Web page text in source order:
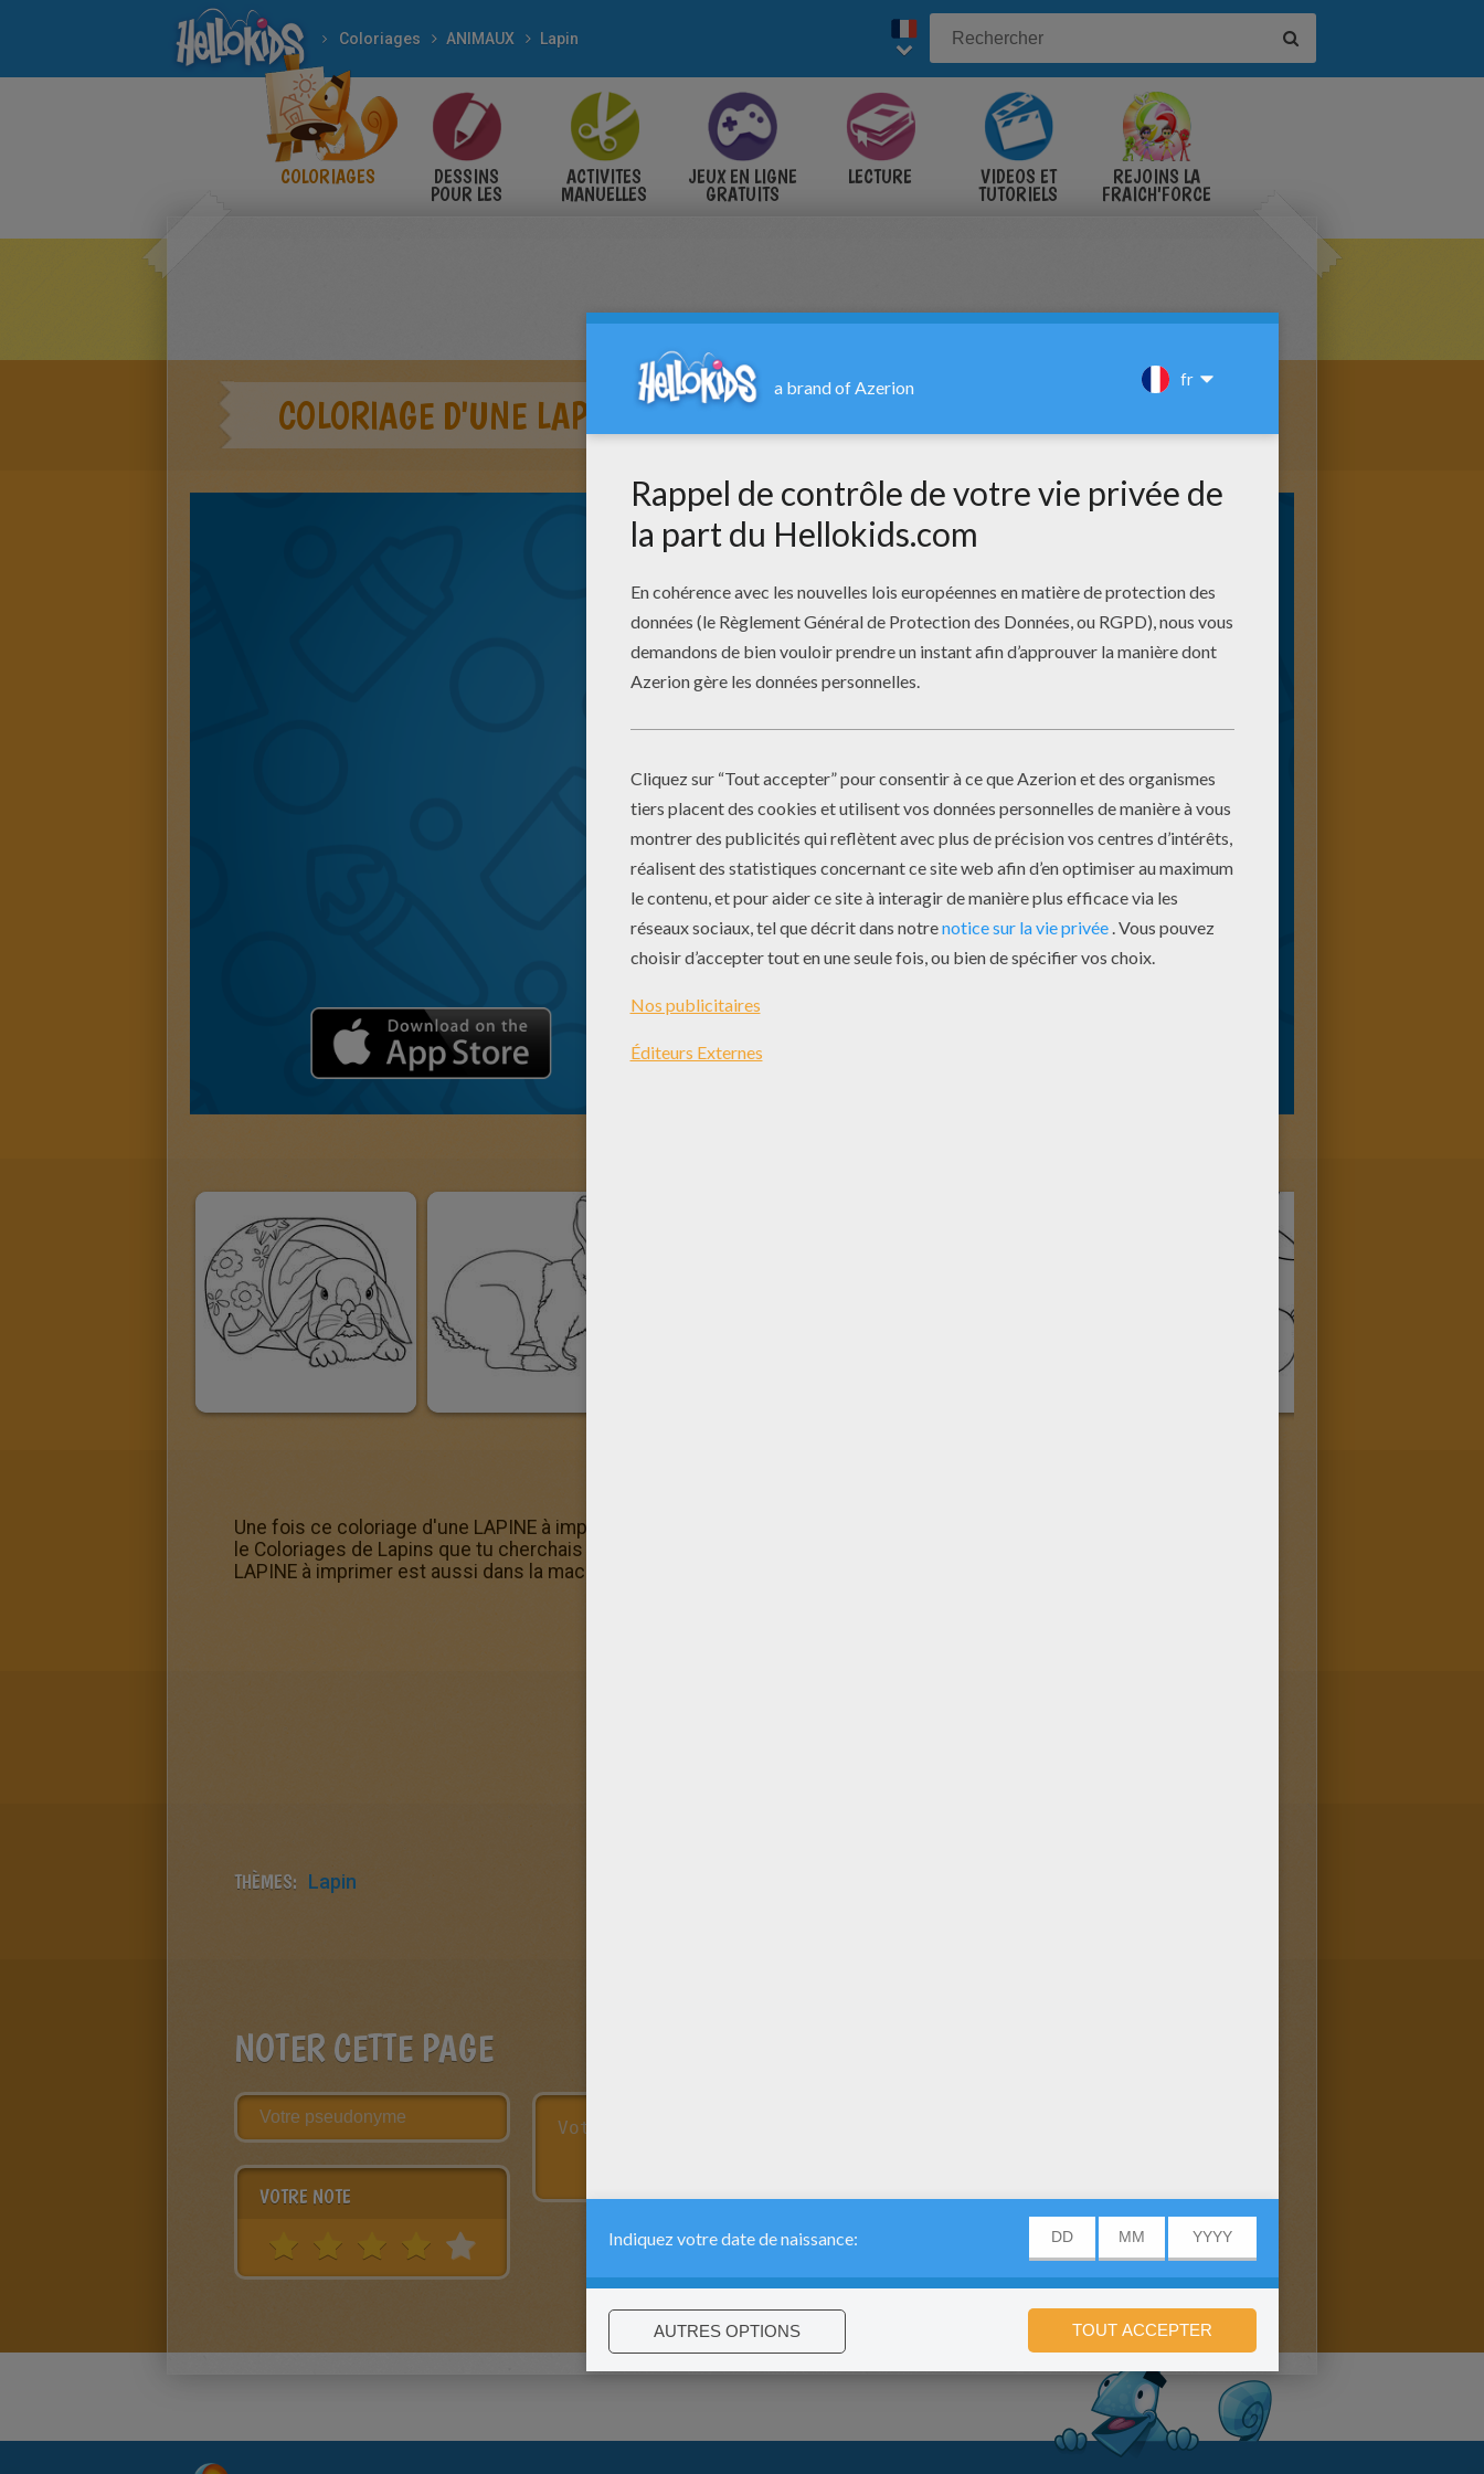
Coloriages ANIMAUX Lapin
COLORIAGES DESSINS
POUR LES
ACTIVITES
MANUELLES
JEUX EN LIGNE
GRATUITS
LECTURE VIDÉOS ET
TUTORIELS
REJOINS LA
FRAICH'FORCE
COLORIAGE D'UNE LAPINE À IMPRIMER
Une fois ce coloriage d'une LAPINE à imprimer terminé, n'hésite pas à l'offir à tes parents ou à tes amis ! Tu as trouvé
le Coloriages de Lapins que tu cherchais mais tu n'as pas de quoi l'imprimer ? Pas de souci, ce coloriage d'une
LAPINE à imprimer est aussi dans la machine à colorier en ligne d'Hellokids.
THÈMES: Lapin
NOTER CETTE PAGE
VOTRE NOTE